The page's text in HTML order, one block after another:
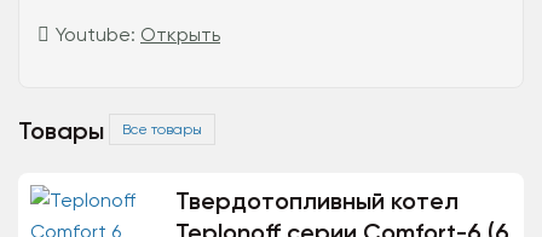
Youtube: Открыть
Товары Все товары
Твердотопливный котел